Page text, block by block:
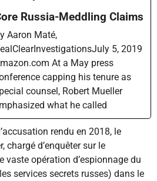
Russia-Meddling Claims
Aaron Maté,
5, 2019
At a May press
capping his tenure as
counsel, Robert Mueller
what he called
rendu en 2018, le
chargé d’enquêter sur le
vaste opération d’espionnage du
services secrets russes) dans le